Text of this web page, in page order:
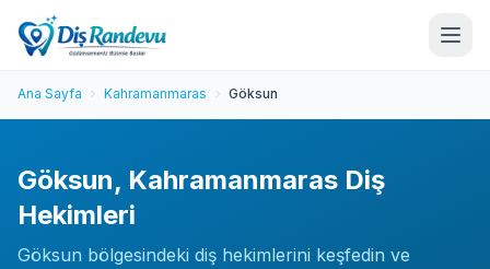
Ana Sayfa Kahramanmaras Göksun
Göksun, Kahramanmaras Diş
Hekimleri
Göksun bölgesindeki diş hekimlerini keşfedin ve